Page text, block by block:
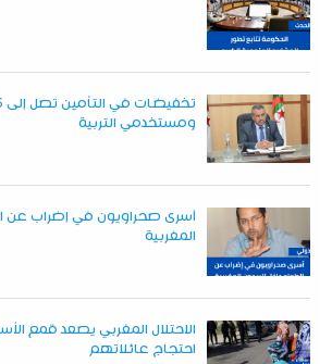
ومستخدمي التربية
أسرى صحراويون في إضراب عن
المغربية
الاحتلال المغربي يصعد قمع
احتجاج عائلاتهم